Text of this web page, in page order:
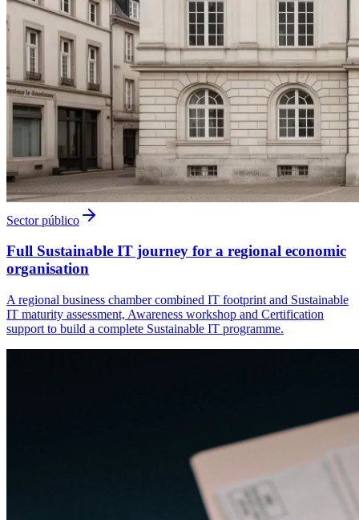
Sector público
Full Sustainable IT journey for a regional economic
organisation
A regional business chamber combined IT footprint and Sustainable
IT maturity assessment, Awareness workshop and Certification
support to build a complete Sustainable IT programme.